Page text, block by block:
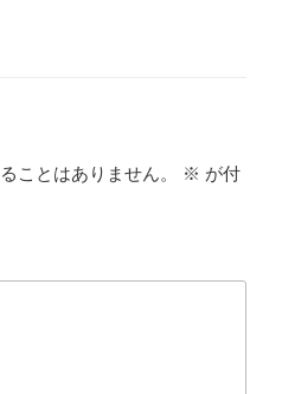
ことはありません。 ※ が付